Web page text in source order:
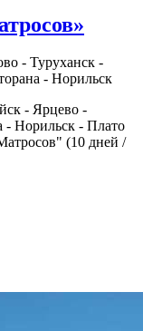
- Туруханск -
- Норильск
- Ярцево -
- Норильск - Плато
(10 дней /